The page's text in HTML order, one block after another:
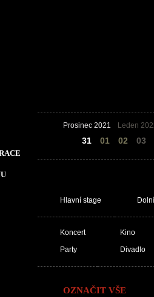
Prosinec 2021
31 01
Leden
02 03
Hlavní stage
Koncert
Party
Kino
Divadlo
OZNAČIT VŠE